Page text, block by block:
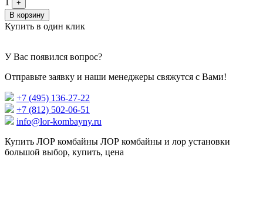
+
В корзину
Купить в один клик
У Вас появился вопрос?
Отправьте заявку и наши менеджеры свяжутся с Вами!
+7 (495) 136-27-22
+7 (812) 502-06-51
info@lor-kombayny.ru
Купить ЛОР комбайны ЛОР комбайны и лор установки
большой выбор, купить, цена